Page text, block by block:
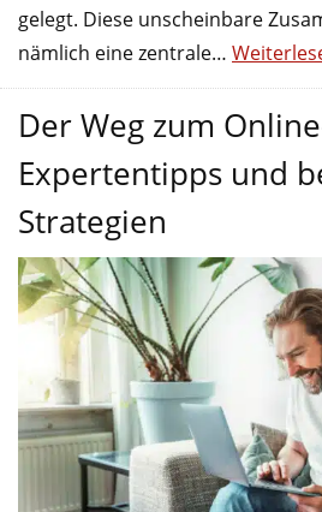
gelegt. Diese unscheinbare
nämlich eine zentrale…
Der Weg zum
Expertentipps und
Strategien